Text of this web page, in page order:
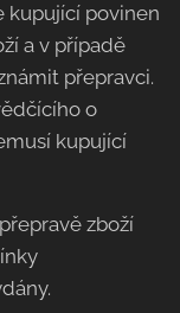
kupující povinen
a v případě
přepravci.
o
kupující
zboží